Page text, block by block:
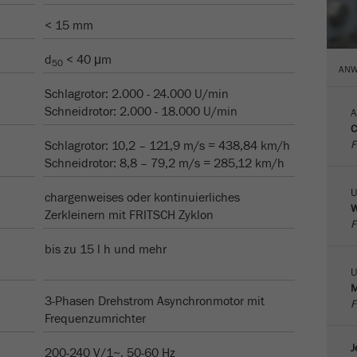
PHP Daten-Identifikator, gesetzt, wenn die PHP session()-
Laufzeit Ende der Sitzung
Google Analytics nicht mehr verwendet. Für die
Rückwärtskompatibilität von Seiten welche noch den
dennoch geschrieben und läuft ab, wenn der Browser
geschlossen wird. Dieses Cookie muss jedoch beim
Tracking-Codes nicht berücksichtigt werden.
< 15 mm
d50 < 40 μm
Schlagrotor: 2.000 - 24.000 U/min
Schneidrotor: 2.000 - 18.000 U/min
Schlagrotor: 10,2 – 121,9 m/s = 438,84 km/h
Schneidrotor: 8,8 – 79,2 m/s = 285,12 km/h
chargenweises oder kontinuierliches
Zerkleinern mit FRITSCH Zyklon
bis zu 15 l h und mehr
3-Phasen Drehstrom Asynchronmotor mit
Frequenzumrichter
200-240 V/1~, 50-60 Hz